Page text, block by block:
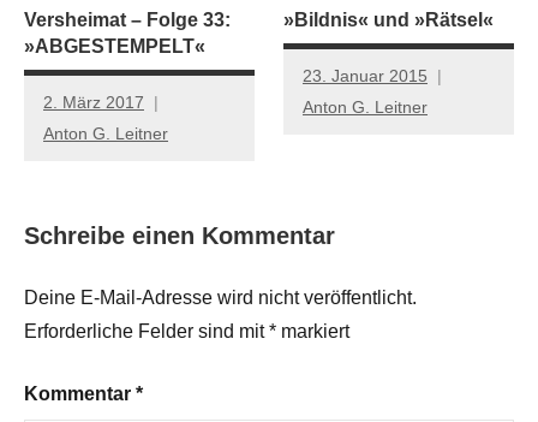
Versheimat – Folge 33:
»ABGESTEMPELT«
2. März 2017
Anton G. Leitner
»Bildnis« und »Rätsel«
23. Januar 2015
Anton G. Leitner
Schreibe einen Kommentar
Deine E-Mail-Adresse wird nicht veröffentlicht.
Erforderliche Felder sind mit* markiert
Kommentar *